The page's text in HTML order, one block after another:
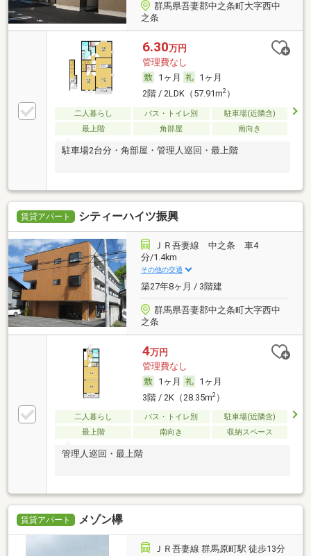
群馬県吾妻郡中之条町大字西中
之条
6.30万円
管理費なし
1ヶ月
1ヶ月
2階 / 2LDK（57.91m2）
二人暮らし バス・トイレ別
駐車場(近隣含)
最上階
角部屋 南向き
駐車場2台分・角部屋・管理人巡回・最上階
賃貸アパート シティーハイツ振興
ＪＲ吾妻線 中之条 車4
分/1.4km
その他の交通
築27年8ヶ月 / 3階建
群馬県吾妻郡中之条町大字西中
之条
4万円
管理費なし
1ヶ月
1ヶ月
3階 / 2K（28.35m2）
二人暮らし バス・トイレ別
駐車場(近隣含)
最上階
南向き 収納スペース
管理人巡回・最上階
賃貸アパート メゾン欅
ＪＲ吾妻線 群馬原町駅 徒歩13分